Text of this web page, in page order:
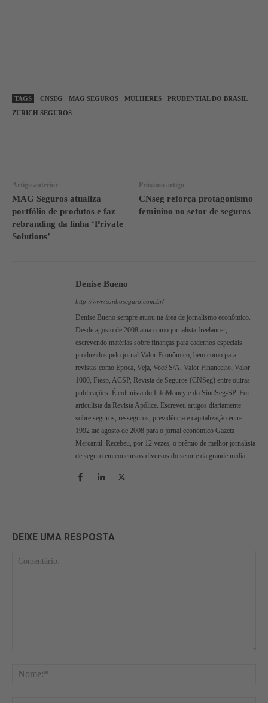
TAGS CNSEG MAG SEGUROS MULHERES
PRUDENTIAL DO BRASIL
ZURICH SEGUROS
Artigo anterior
MAG Seguros atualiza
portfólio de produtos e faz
rebranding da linha ‘Private
Solutions’
Próximo artigo
CNseg reforça protagonismo
feminino no setor de seguros
Denise Bueno
http://www.sonhoseguro.com.br/
Denise Bueno sempre atuou na área de jornalismo econômico.
Desde agosto de 2008 atua como jornalista freelancer,
escrevendo matérias sobre finanças para cadernos especiais
produzidos pelo jornal Valor Econômico, bem como para
revistas como Época, Veja, Você S/A, Valor Financeiro, Valor
1000, Fiesp, ACSP, Revista de Seguros (CNSeg) entre outras
publicações. É colunista do InfoMoney e do SindSeg-SP. Foi
articulista da Revista Apólice. Escreveu artigos diariamente
sobre seguros, resseguros, previdência e capitalização entre
1992 até agosto de 2008 para o jornal econômico Gazeta
Mercantil. Recebeu, por 12 vezes, o prêmio de melhor jornalista
de seguro em concursos diversos do setor e da grande mídia.
DEIXE UMA RESPOSTA